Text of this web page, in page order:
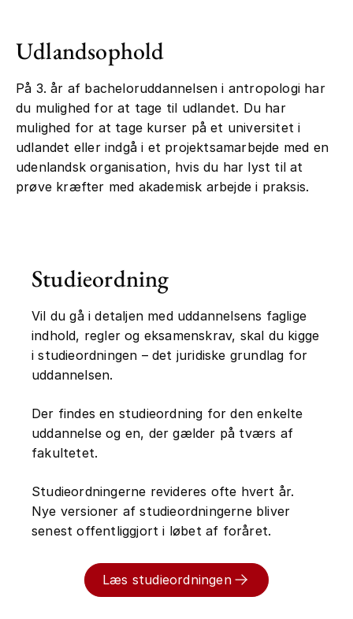
læse akademiske tekster på engelsk,
kommer igennem.
Undervisningssproget er oftest på
dansk, men der kan være lektorer og
professorer, som underviser på engelsk.
Mange af eksamenerne på
bacheloruddannelsen er skriftlige og
nogle af dem må gerne laves i grupper af
varer eksamen ofte flere dage, så du
f.eks. har en 72-timers eksamen.
Eksamensformen varierer dog de enkelte
som skal laves individuelt eller nogle,
som har en mundtlig eksamen på
baggrund af et skriftligt produkt.
Du skal også forvente, at du på nogle af
kurserne skal skrive opgaver løbende
Udlandsophold
På 3. år af bacheloruddannelsen i antropologi har
du mulighed for at tage til udlandet. Du har
mulighed for at tage kurser på et universitet i
udlandet eller indgå i et projektsamarbejde med en
udenlandsk organisation, hvis du har lyst til at
prøve kræfter med akademisk arbejde i praksis.
Studieordning
Vil du gå i detaljen med uddannelsens faglige
indhold, regler og eksamenskrav, skal du kigge
i studieordningen – det juridiske grundlag for
uddannelsen.
Der findes en studieordning for den enkelte
uddannelse og en, der gælder på tværs af
fakultetet.
Studieordningerne revideres ofte hvert år.
Nye versioner af studieordningerne bliver
senest offentliggjort i løbet af foråret.
Læs studieordningen